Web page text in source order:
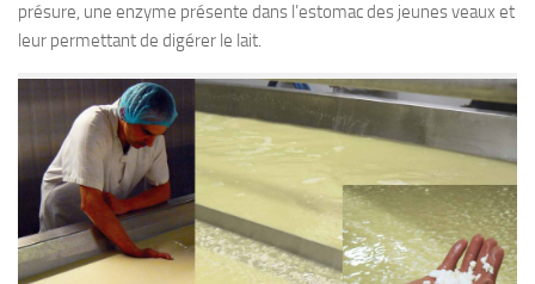
présure, une enzyme présente dans l’estomac des jeunes veaux et
leur permettant de digérer le lait.